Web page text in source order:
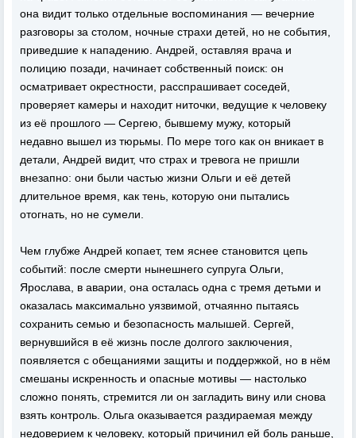
она видит только отдельные воспоминания — вечерние
разговоры за столом, ночные страхи детей, но не события,
приведшие к нападению. Андрей, оставляя врача и
полицию позади, начинает собственный поиск: он
осматривает окрестности, расспрашивает соседей,
проверяет камеры и находит ниточки, ведущие к человеку
из её прошлого — Сергею, бывшему мужу, который
недавно вышел из тюрьмы. По мере того как он вникает в
детали, Андрей видит, что страх и тревога не пришли
внезапно: они были частью жизни Ольги и её детей
длительное время, как тень, которую они пытались
отогнать, но не сумели.
Чем глубже Андрей копает, тем яснее становится цепь
событий: после смерти нынешнего супруга Ольги,
Ярослава, в аварии, она осталась одна с тремя детьми и
оказалась максимально уязвимой, отчаянно пытаясь
сохранить семью и безопасность малышей. Сергей,
вернувшийся в её жизнь после долгого заключения,
появляется с обещаниями защиты и поддержкой, но в нём
смешаны искренность и опасные мотивы — настолько
сложно понять, стремится ли он загладить вину или снова
взять контроль. Ольга оказывается раздираемая между
недоверием к человеку, который причинил ей боль раньше,